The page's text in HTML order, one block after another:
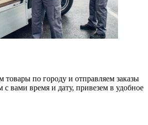
товары по городу и отправляем заказы
с вами время и дату, привезем в удобное